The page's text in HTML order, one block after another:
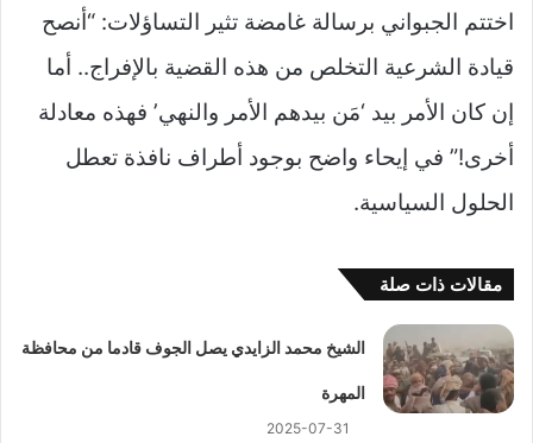
اختتم الجبواني برسالة غامضة تثير التساؤلات: “أنصح
قيادة الشرعية التخلص من هذه القضية بالإفراج.. أما
إن كان الأمر بيد ‘مَن بيدهم الأمر والنهي’ فهذه معادلة
أخرى!” في إيحاء واضح بوجود أطراف نافذة تعطل
الحلول السياسية.
مقالات ذات صلة
الشيخ محمد الزايدي يصل الجوف قادما من محافظة
المهرة
2025-07-31